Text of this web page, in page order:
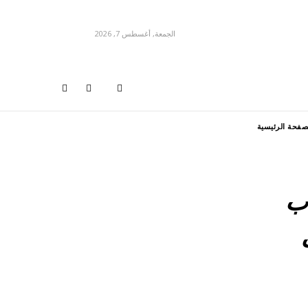
الجمعة, أغسطس 7, 2026
الرئيسية